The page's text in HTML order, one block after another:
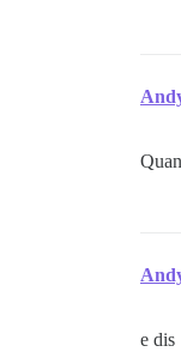
e dis